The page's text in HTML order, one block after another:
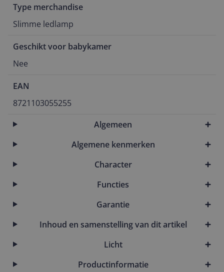
Type merchandise
Slimme ledlamp
Geschikt voor babykamer
Nee
EAN
8721103055255
Algemeen
Algemene kenmerken
Character
Functies
Garantie
Inhoud en samenstelling van dit artikel
Licht
Productinformatie